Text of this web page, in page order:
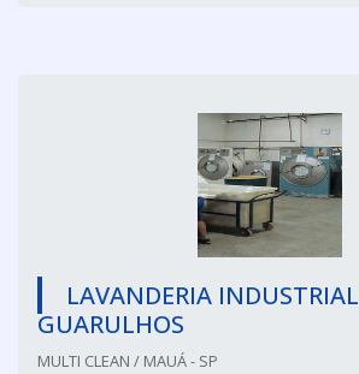
LAVANDERIA INDUSTRIAL
GUARULHOS
MULTI CLEAN / MAUÁ - SP